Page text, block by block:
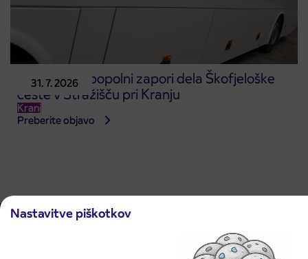
Nastavitve piškotkov
31. 7. 2026
Obvestilo o popolni zapori dela Škofjeloške
ceste v Stražišču pri Kranju
Kranj
Preberite objavo